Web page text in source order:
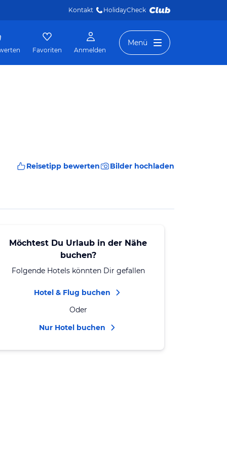
Kontakt HolidayCheck
Favoriten Anmelden
Menü
Reisetipp bewerten Bilder hochladen
Möchtest Du Urlaub in der Nähe
buchen?
Folgende Hotels könnten Dir gefallen
Hotel & Flug buchen
Oder
Nur Hotel buchen